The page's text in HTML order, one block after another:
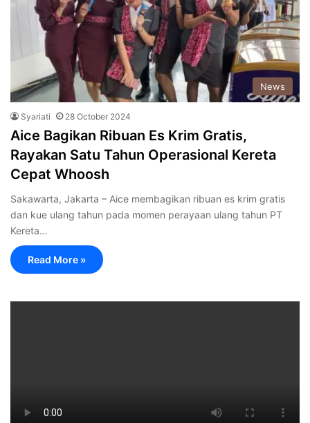
News
Syariati 28 October 2024
Aice Bagikan Ribuan Es Krim Gratis,
Rayakan Satu Tahun Operasional Kereta
Cepat Whoosh
Sakawarta, Jakarta – Aice membagikan ribuan es krim gratis
dan kue ulang tahun pada momen perayaan ulang tahun PT
Kereta…
Read More »